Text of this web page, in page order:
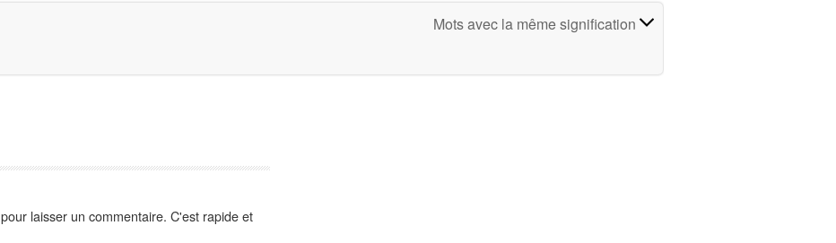
Mots avec la même signification
pour laisser un commentaire. C'est rapide et